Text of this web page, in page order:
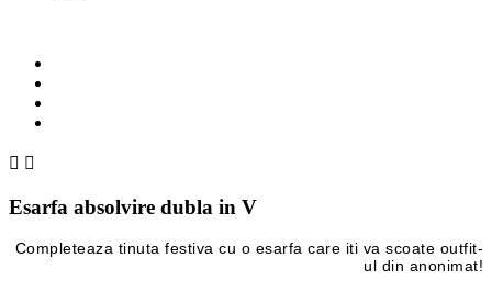
 
Esarfa absolvire dubla in V
Completeaza tinuta festiva cu o esarfa care iti va scoate outfit-
ul din anonimat!